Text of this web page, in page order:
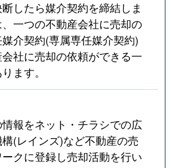
したら媒介契約を締結しま
一つの不動産会社に売却の
介契約(専属専任媒介契約)
社に売却の依頼ができる一
ます。
報をネット・チラシでの広
(レインズ)など不動産の売
クに登録し売却活動を行い